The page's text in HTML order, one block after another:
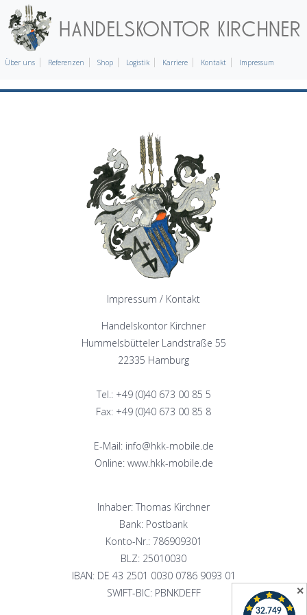
Über uns Referenzen Shop Logistik Karriere Kontakt Impressum
Impressum / Kontakt
Handelskontor Kirchner
Hummelsbütteler Landstraße 55
22335 Hamburg
Tel.: +49 (0)40 673 00 85 5
Fax: +49 (0)40 673 00 85 8
E-Mail: info@hkk-mobile.de
Online: www.hkk-mobile.de
Inhaber: Thomas Kirchner
Bank: Postbank
Konto-Nr.: 786909301
BLZ: 25010030
IBAN: DE 43 2501 0030 0786 9093 01
SWIFT-BIC: PBNKDEFF
✕